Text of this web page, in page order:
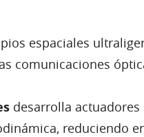
espaciales
comunicaciones
desarrolla
reduciendo